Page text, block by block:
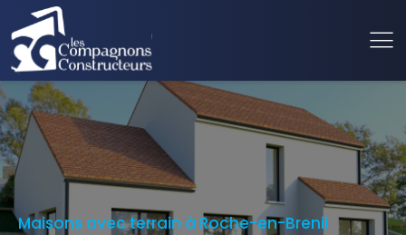
Maisons avec terrain à Roche-en-Brenil